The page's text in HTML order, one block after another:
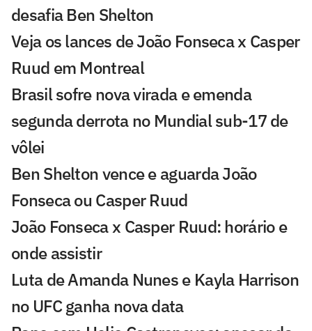
desafia Ben Shelton
Veja os lances de João Fonseca x Casper
Ruud em Montreal
Brasil sofre nova virada e emenda
segunda derrota no Mundial sub-17 de
vôlei
Ben Shelton vence e aguarda João
Fonseca ou Casper Ruud
João Fonseca x Casper Ruud: horário e
onde assistir
Luta de Amanda Nunes e Kayla Harrison
no UFC ganha nova data